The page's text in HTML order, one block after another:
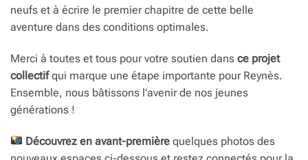
neufs et à écrire le premier chapitre de cette belle
aventure dans des conditions optimales.
Merci à toutes et tous pour votre soutien dans ce projet
collectifqui marque une étape importante pour Reynès.
Ensemble, nous bâtissons l’avenir de nos jeunes
générations !
Découvrez en avant-première quelques photos des